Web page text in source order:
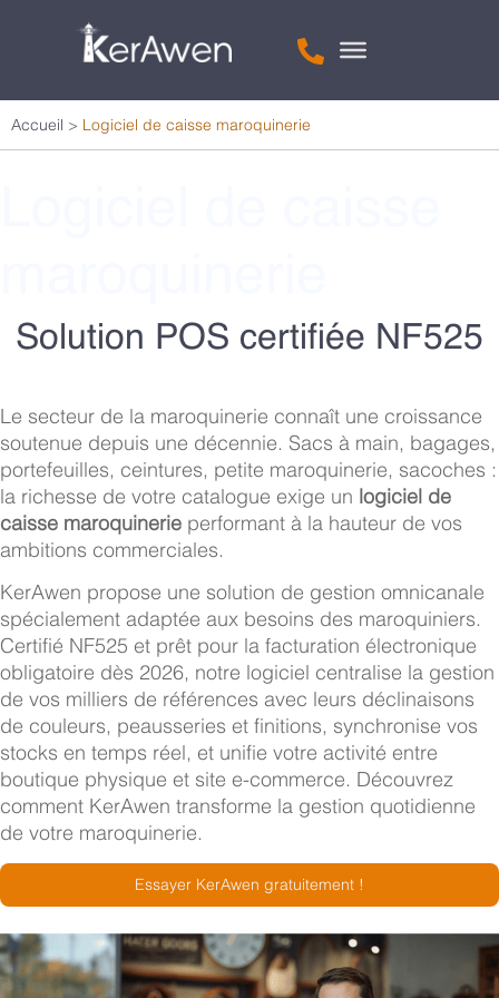
Accueil > Logiciel de caisse maroquinerie
Solution POS certifiée NF525
Le secteur de la maroquinerie connaît une croissance
soutenue depuis une décennie. Sacs à main, bagages,
portefeuilles, ceintures, petite maroquinerie, sacoches :
la richesse de votre catalogue exige un logiciel de
caisse maroquinerie performant à la hauteur de vos
ambitions commerciales.
KerAwen propose une solution de gestion omnicanale
spécialement adaptée aux besoins des maroquiniers.
Certifié NF525 et prêt pour la facturation électronique
obligatoire dès 2026, notre logiciel centralise la gestion
de vos milliers de références avec leurs déclinaisons
de couleurs, peausseries et finitions, synchronise vos
stocks en temps réel, et unifie votre activité entre
boutique physique et site e-commerce. Découvrez
comment KerAwen transforme la gestion quotidienne
de votre maroquinerie.
Essayer KerAwen gratuitement !